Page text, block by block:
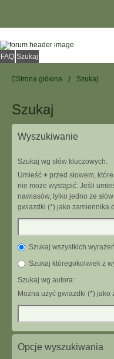
FAQ Szukaj
Strona główna Szukaj
Szukaj
Wyszukiwanie
Szukaj wg słów kluczowych:
Umieść + przed słowem,
nie może wystąpić. Jeśli
nawiasów, tylko jedno ze
gwiazdki (*) jako zamiennika
Szukaj wszystkich
Szukaj któregokolwiek z
Szukaj wg autora:
Można użyć gwiazdki (*)
Opcje wyszukiwania